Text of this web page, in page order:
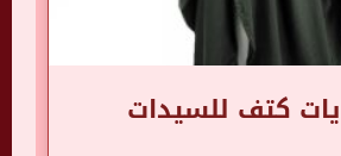
كتف للسيدات